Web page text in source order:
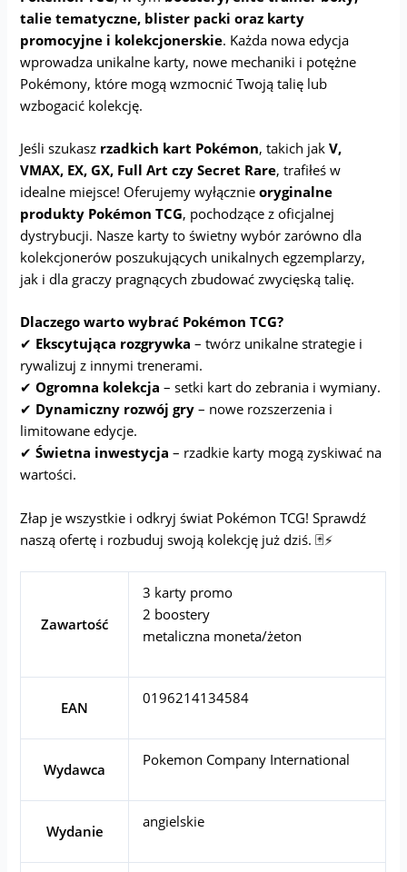
talie tematyczne, blister packi oraz karty
promocyjne i kolekcjonerskie. Każda nowa edycja
wprowadza unikalne karty, nowe mechaniki i potężne
Pokémony, które mogą wzmocnić Twoją talię lub
wzbogacić kolekcję.
Jeśli szukasz rzadkich kart Pokémon, takich jakV,
VMAX, EX, GX, Full Art czy Secret Rare, trafiłeś w
idealne miejsce! Oferujemy wyłącznieoryginalne
produkty Pokémon TCG, pochodzące z oficjalnej
dystrybucji. Nasze karty to świetny wybór zarówno dla
kolekcjonerów poszukujących unikalnych egzemplarzy,
jak i dla graczy pragnących zbudować zwycięską talię.
Dlaczego warto wybrać Pokémon TCG?
✔ Ekscytująca rozgrywka – twórz unikalne strategie i
rywalizuj z innymi trenerami.
✔Ogromna kolekcja – setki kart do zebrania i wymiany.
✔ Dynamiczny rozwój gry – nowe rozszerzenia i
limitowane edycje.
✔Świetna inwestycja – rzadkie karty mogą zyskiwać na
wartości.
Złap je wszystkie i odkryj świat Pokémon TCG! Sprawdź
naszą ofertę i rozbuduj swoją kolekcję już dziś. 🃏⚡
Zawartość
3 karty promo
2 boostery
metaliczna moneta/żeton
EAN
0196214134584
Wydawca
Pokemon Company International
Wydanie
angielskie